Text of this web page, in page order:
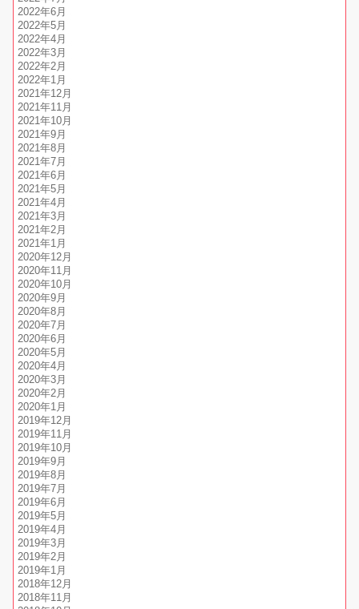
2022年6月
2022年5月
2022年4月
2022年3月
2022年2月
2022年1月
2021年12月
2021年11月
2021年10月
2021年9月
2021年8月
2021年7月
2021年6月
2021年5月
2021年4月
2021年3月
2021年2月
2021年1月
2020年12月
2020年11月
2020年10月
2020年9月
2020年8月
2020年7月
2020年6月
2020年5月
2020年4月
2020年3月
2020年2月
2020年1月
2019年12月
2019年11月
2019年10月
2019年9月
2019年8月
2019年7月
2019年6月
2019年5月
2019年4月
2019年3月
2019年2月
2019年1月
2018年12月
2018年11月